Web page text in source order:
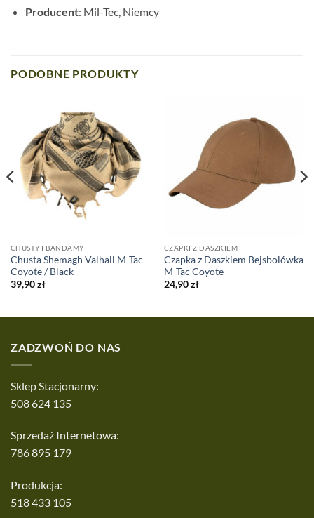
Producent: Mil-Tec, Niemcy
PODOBNE PRODUKTY
CHUSTY I BANDAMY
Chusta Shemagh Valhall M-Tac
Coyote / Black
39,90zł
CZAPKI Z DASZKIEM
Czapka z Daszkiem Bejsbolówka
M-Tac Coyote
24,90zł
ZADZWOŃ DO NAS
Sklep Stacjonarny:
508 624 135
Sprzedaż Internetowa:
786 895 179
Produkcja:
518 433 105